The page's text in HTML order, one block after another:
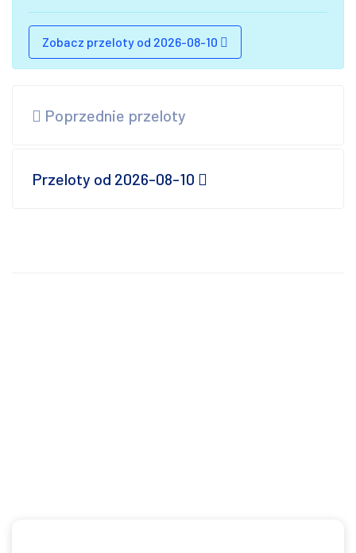
Zobacz przeloty od 2026-08-10
Poprzednie przeloty
Przeloty od 2026-08-10